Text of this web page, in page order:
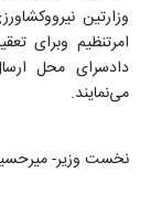
وزارتین
دادسرای محل
نخست وزیر-